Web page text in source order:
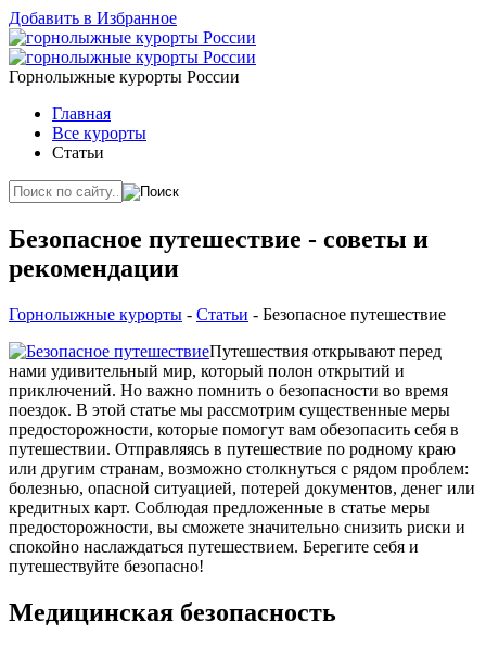
Добавить в Избранное
Горнолыжные курорты России
Главная
Все курорты
Статьи
Безопасное путешествие - советы и
рекомендации
Горнолыжные курорты - Статьи - Безопасное путешествие
Путешествия открывают перед
нами удивительный мир, который полон открытий и
приключений. Но важно помнить о безопасности во время
поездок. В этой статье мы рассмотрим существенные меры
предосторожности, которые помогут вам обезопасить себя в
путешествии. Отправляясь в путешествие по родному краю
или другим странам, возможно столкнуться с рядом проблем:
болезнью, опасной ситуацией, потерей документов, денег или
кредитных карт. Соблюдая предложенные в статье меры
предосторожности, вы сможете значительно снизить риски и
спокойно наслаждаться путешествием. Берегите себя и
путешествуйте безопасно!
Медицинская безопасность